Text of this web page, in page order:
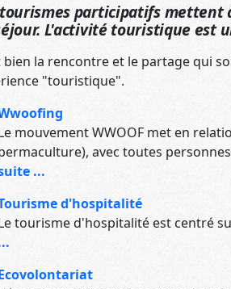
participatifs
L'activité touristique est
bien la rencontre et le partage qui
"touristique".
mouvement WWOOF met en
avec toutes
...
d'hospitalité
tourisme d'hospitalité est centré